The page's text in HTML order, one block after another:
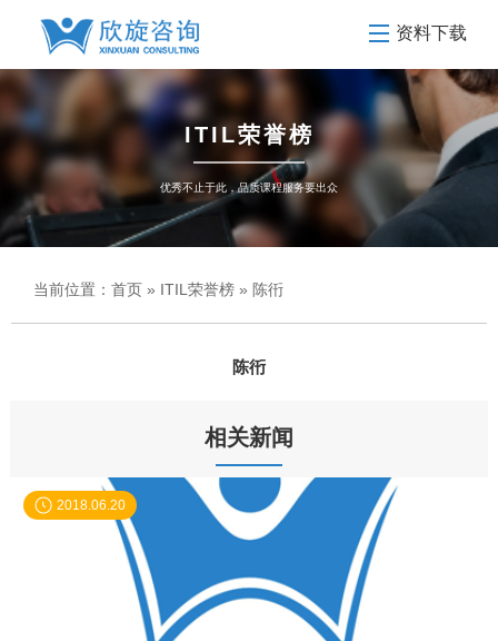
资料下载
ITIL荣誉榜
优秀不止于此，品质课程服务要出众
当前位置： 首页 » ITIL荣誉榜 » 陈衎
陈衎
相关新闻
2018.06.20